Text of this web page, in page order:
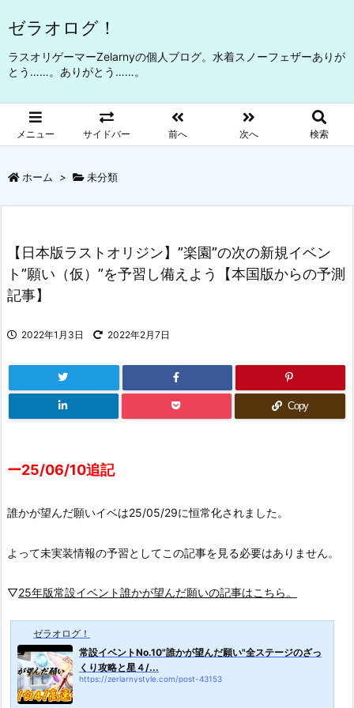
ゼラオログ！
ラスオリゲーマーZelarnyの個人ブログ。水着スノーフェザーありが
とう……。ありがとう……。
メニュー サイドバー 前へ 次へ 検索
ホーム > 未分類
【日本版ラストオリジン】”楽園”の次の新規イベン
ト”願い（仮）”を予習し備えよう【本国版からの予測
記事】
2022年1月3日 2022年2月7日
Copy
ー25/06/10追記
誰かが望んだ願いイベは25/05/29に恒常化されました。
よって未実装情報の予習としてこの記事を見る必要はありません。
▽25年版常設イベント誰かが望んだ願いの記事はこちら。
ゼラオログ！
常設イベントNo.10"誰かが望んだ願い"全ステージのざっ
くり攻略と星４/...
https://zerlarnystyle.com/post-43153